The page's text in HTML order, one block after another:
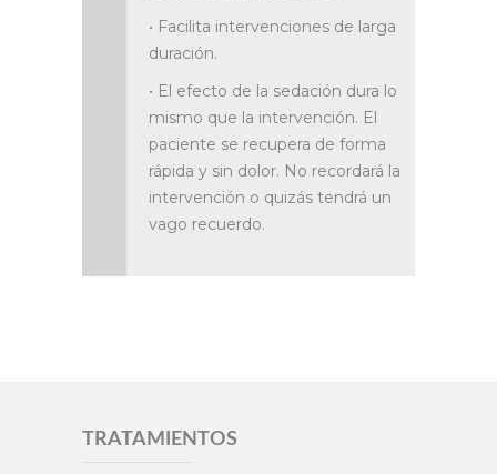
• Facilita intervenciones de larga
duración.
• El efecto de la sedación dura lo
mismo que la intervención. El
paciente se recupera de forma
rápida y sin dolor. No recordará la
intervención o quizás tendrá un
vago recuerdo.
TRATAMIENTOS